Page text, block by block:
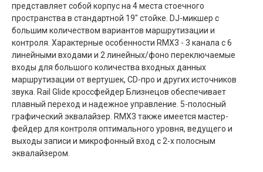
представляет собой корпус на 4 места стоечного
пространства в стандартной 19" стойке. DJ-микшер с
большим количеством вариантов маршрутизации и
контроля. Характерные особенности RMX3 - 3 канала с 6
линейными входами и 2 линейных/фоно переключаемые
входы для большого количества входных данных
маршрутизации от вертушек, CD-про и других источников
звука. Rail Glide кроссфейдер Близнецов обеспечивает
плавный переход и надежное управление. 5-полосный
графический эквалайзер. RMX3 также имеется мастер-
фейдер для контроля оптимального уровня, ведущего и
выходы записи и микрофонный вход с 2-х полосным
эквалайзером.